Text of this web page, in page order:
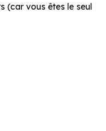
(car vous êtes le seul